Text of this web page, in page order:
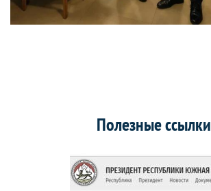
Полезные ссылки